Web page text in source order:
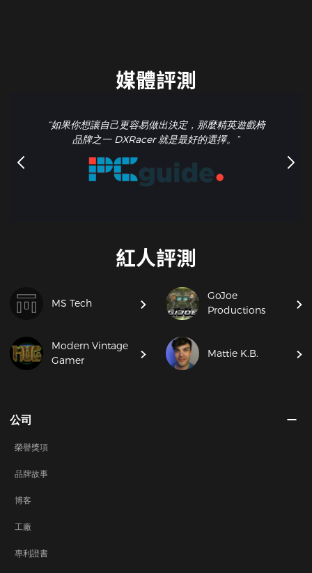
媒體評測
“如果你想讓自己更容易做出決定，那麼精英遊戲椅
品牌之一 DXRacer 就是最好的選擇。”
紅人評測
MS Tech
GoJoe
Productions
Modern Vintage
Gamer
Mattie K.B.
公司
榮譽獎項
品牌故事
博客
工廠
專利證書